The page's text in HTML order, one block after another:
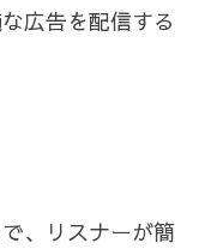
広告を配信する
、リスナーが簡